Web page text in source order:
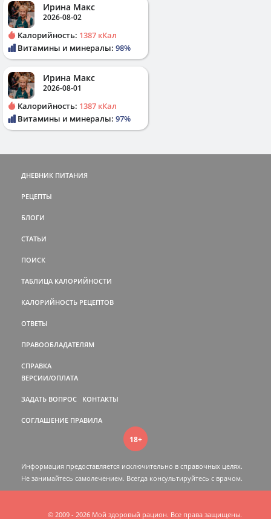
Ирина Макс
2026-08-02
Калорийность: 1387 кКал
Витамины и минералы: 98%
Ирина Макс
2026-08-01
Калорийность: 1387 кКал
Витамины и минералы: 97%
ДНЕВНИК ПИТАНИЯ
РЕЦЕПТЫ
БЛОГИ
СТАТЬИ
ПОИСК
ТАБЛИЦА КАЛОРИЙНОСТИ
КАЛОРИЙНОСТЬ РЕЦЕПТОВ
ОТВЕТЫ
ПРАВООБЛАДАТЕЛЯМ
СПРАВКА
ВЕРСИИ/ОПЛАТА
ЗАДАТЬ ВОПРОС КОНТАКТЫ
СОГЛАШЕНИЕ ПРАВИЛА
18+
Информация предоставляется исключительно в справочных целях.
Не занимайтесь самолечением. Всегда консультируйтесь c врачом.
© 2009 - 2026 Мой здоровый рацион. Все права защищены.